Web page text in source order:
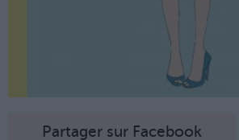
Partager sur Facebook